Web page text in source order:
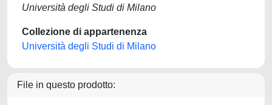
Università degli Studi di Milano
Collezione di appartenenza
Università degli Studi di Milano
File in questo prodotto: